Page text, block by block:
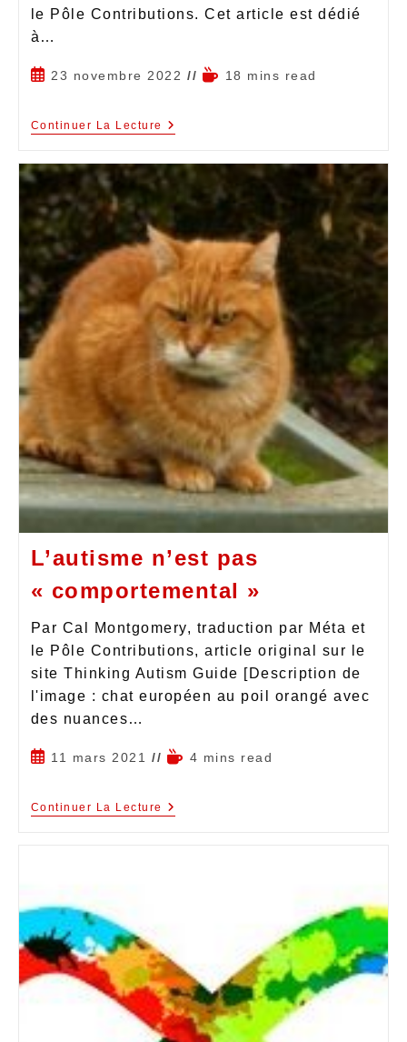
le Pôle Contributions. Cet article est dédié
à…
23 novembre 2022 18 mins read
Continuer La Lecture
L’autisme n’est pas
« comportemental »
Par Cal Montgomery, traduction par Méta et
le Pôle Contributions, article original sur le
site Thinking Autism Guide [Description de
l'image : chat européen au poil orangé avec
des nuances…
11 mars 2021 4 mins read
Continuer La Lecture